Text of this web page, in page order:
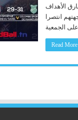
الأهداف
انتصرا
Read